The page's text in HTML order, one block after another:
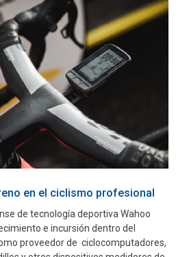
en el ciclismo profesional
de tecnología deportiva Wahoo
e incursión dentro del
proveedor de ciclocomputadores,